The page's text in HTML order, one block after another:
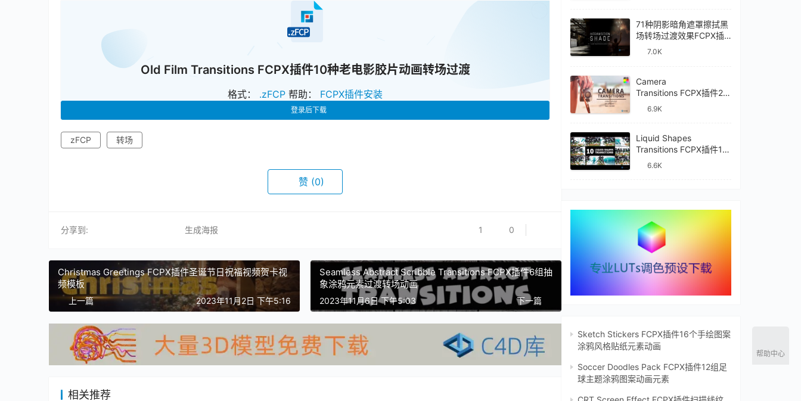
Old Film Transitions FCPX插件10种老电影胶片动画转场过渡
格式： .zFCP 帮助： FCPX插件安装
登录后下载
zFCP 转场
赞 (0)
分享到: 生成海报 1 0
Christmas Greetings FCPX插件圣诞节日祝福视频贺卡视
频模板
上一篇 2023年11月2日 下午5:16
Seamless Abstract Scribble Transitions FCPX插件6组抽
象涂鸦元素过渡转场动画
下一篇
2023年11月6日 下午5:03
相关推荐
71种阴影暗角遮罩擦拭黑
场转场过渡效果FCPX插
件mTransition Shade
7.0K
Camera
Transitions FCPX插件27
种摄像机镜头动画转场过
6.9K
Liquid Shapes
Transitions FCPX插件10
种卡通流体图形动画转场
6.6K
Sketch Stickers FCPX插件16个手绘图案
涂鸦风格贴纸元素动画
Soccer Doodles Pack FCPX插件12组足
球主题涂鸦图案动画元素
帮助中心